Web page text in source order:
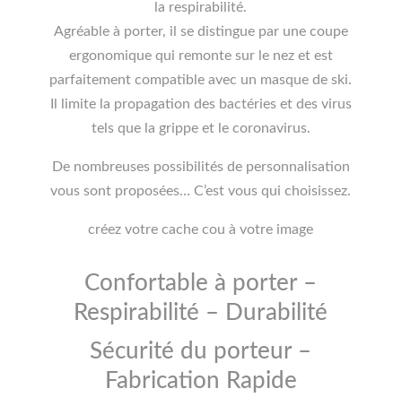
la respirabilité.
Agréable à porter, il se distingue par une coupe
ergonomique qui remonte sur le nez et est
parfaitement compatible avec un masque de ski.
Il limite la propagation des bactéries et des virus
tels que la grippe et le coronavirus.
De nombreuses possibilités de personnalisation
vous sont proposées… C’est vous qui choisissez.
créez votre cache cou à votre image
Confortable à porter –
Respirabilité – Durabilité
Sécurité du porteur –
Fabrication Rapide